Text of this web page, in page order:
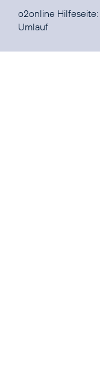
o2online Hilfeseite:
Umlauf